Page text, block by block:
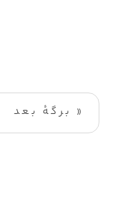
برگهٔ بعد »